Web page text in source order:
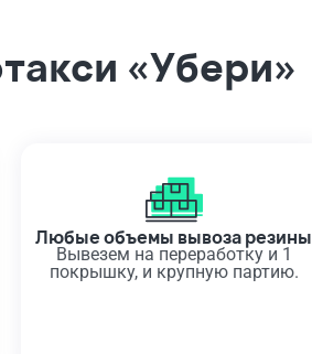
«Убери»
Любые объемы вывоза резины
Вывезем на переработку и 1
покрышку, и крупную партию.